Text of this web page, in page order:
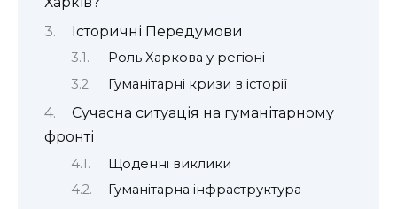
Історичні Передумови
Роль Харкова у регіоні
Гуманітарні кризи в історії
Сучасна ситуація на гуманітарному
фронті
Щоденні виклики
Гуманітарна інфраструктура